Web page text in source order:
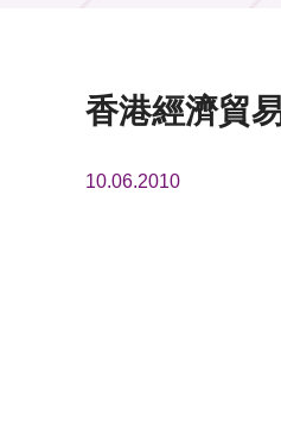
香港經濟貿
10.06.2010